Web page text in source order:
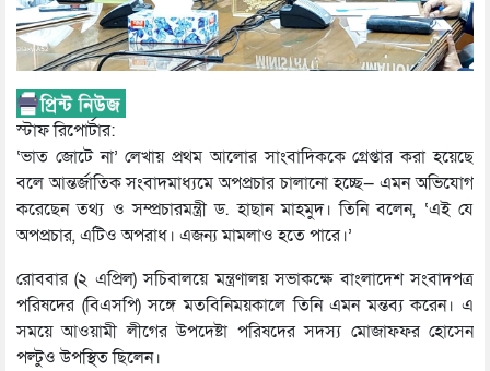
স্টাফ রিপোর্টার:
‘ভাত জোটে না’ লেখায় প্রথম আলোর সাংবাদিককে গ্রেপ্তার করা হয়েছে
বলে আন্তর্জাতিক সংবাদমাধ্যমে অপপ্রচার চালানো হচ্ছে— এমন অভিযোগ
করেছেন তথ্য ও সম্প্রচারমন্ত্রী ড. হাছান মাহমুদ। তিনি বলেন, ‘এই যে
অপপ্রচার, এটিও অপরাধ। এজন্য মামলাও হতে পারে।’
রোববার (২ এপ্রিল) সচিবালয়ে মন্ত্রণালয় সভাকক্ষে বাংলাদেশ সংবাদপত্র
পরিষদের (বিএসপি) সঙ্গে মতবিনিময়কালে তিনি এমন মন্তব্য করেন। এ
সময়ে আওয়ামী লীগের উপদেষ্টা পরিষদের সদস্য মোজাফফর হোসেন
পল্টুও উপস্থিত ছিলেন।